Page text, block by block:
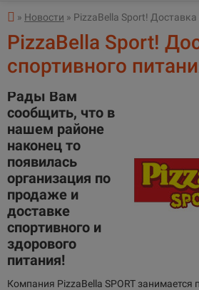
» Новости » PizzaBella Sport!
PizzaBella Sport!
спортивного
Рады Вам
сообщить, что в
нашем районе
наконец то
появилась
организация по
продаже и
доставке
спортивного и
здорового
питания!
Компания PizzaBella SPORT занимается